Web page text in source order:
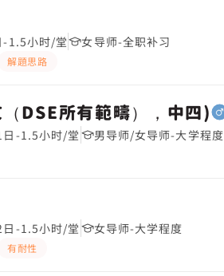
-1.5小时/堂 女导师-全职补习
解題思路
DSE所有範疇），中四)
日-1.5小时/堂 男导师/女导师-大学程度
日-1.5小时/堂 女导师-大学程度
有耐性